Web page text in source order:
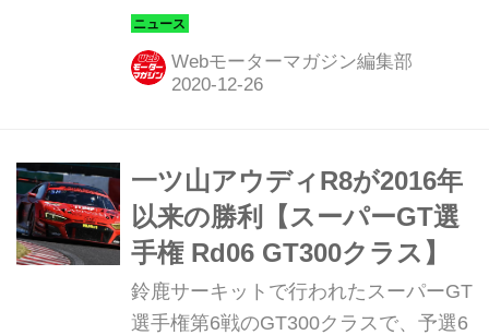
ハウス オブ プログレス トウキョ
ウ）」を5月末までの期間限定でオー
プンすると発表した。
Webモーターマガジン編集部
一ツ山アウディR8が2016年
以来の勝利【スーパーGT選
手権 Rd06 GT300クラス】
鈴鹿サーキットで行われたスーパーGT
選手権第6戦のGT300クラスで、予選6